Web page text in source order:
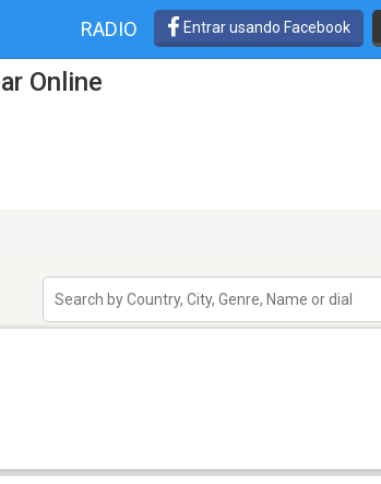
RADIO Entrar usando Facebook
Online